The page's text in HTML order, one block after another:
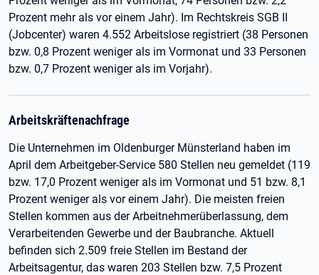
Prozent mehr als vor einem Jahr). Im Rechtskreis SGB II
(Jobcenter) waren 4.552 Arbeitslose registriert (38 Personen
bzw. 0,8 Prozent weniger als im Vormonat und 33 Personen
bzw. 0,7 Prozent weniger als im Vorjahr).
Arbeitskräftenachfrage
Die Unternehmen im Oldenburger Münsterland haben im
April dem Arbeitgeber-Service 580 Stellen neu gemeldet (119
bzw. 17,0 Prozent weniger als im Vormonat und 51 bzw. 8,1
Prozent weniger als vor einem Jahr). Die meisten freien
Stellen kommen aus der Arbeitnehmerüberlassung, dem
Verarbeitenden Gewerbe und der Baubranche. Aktuell
befinden sich 2.509 freie Stellen im Bestand der
Arbeitsagentur, das waren 203 Stellen bzw. 7,5 Prozent